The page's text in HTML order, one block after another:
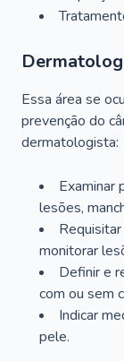
Essa área se
prevenção do
dermatologista:
Examinar
lesões,
monitorar
Definir e
com ou sem
Indicar
pele.